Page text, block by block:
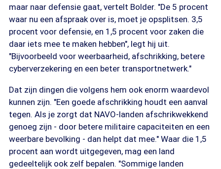
maar naar defensie gaat, vertelt Bolder. "De 5 procent
waar nu een afspraak over is, moet je opsplitsen. 3,5
procent voor defensie, en 1,5 procent voor zaken die
daar iets mee te maken hebben", legt hij uit.
"Bijvoorbeeld voor weerbaarheid, afschrikking, betere
cyberverzekering en een beter transportnetwerk."
Dat zijn dingen die volgens hem ook enorm waardevol
kunnen zijn. "Een goede afschrikking houdt een aanval
tegen. Als je zorgt dat NAVO-landen afschrikwekkend
genoeg zijn - door betere militaire capaciteiten en een
weerbare bevolking - dan helpt dat mee." Waar die 1,5
procent aan wordt uitgegeven, mag een land
gedeeltelijk ook zelf bepalen. "Sommige landen